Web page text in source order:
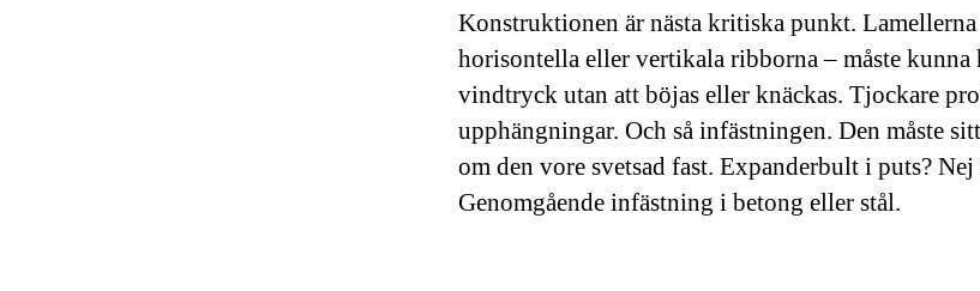
Konstruktionen är nästa kritiska punkt.
horisontella eller vertikala ribborna – måste kunna
vindtryck utan att böjas eller knäckas. Tjockare
upphängningar. Och så infästningen. Den måste
om den vore svetsad fast. Expanderbult i puts? Nej
Genomgående infästning i betong eller stål.